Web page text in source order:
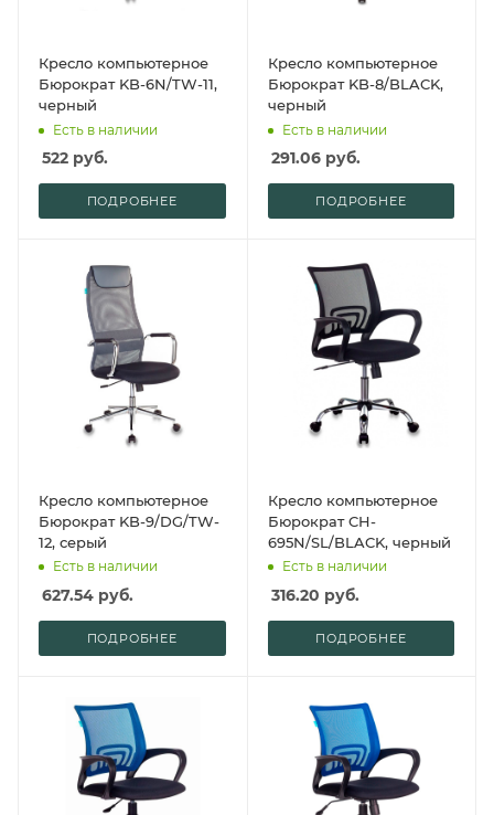
Кресло компьютерное
Бюрократ KB-6N/TW-11,
черный
Есть в наличии
522 руб.
ПОДРОБНЕЕ
Кресло компьютерное
Бюрократ KB-8/BLACK,
черный
Есть в наличии
291.06руб.
ПОДРОБНЕЕ
Кресло компьютерное
Бюрократ KB-9/DG/TW-
12, серый
Есть в наличии
627.54 руб.
ПОДРОБНЕЕ
Кресло компьютерное
Бюрократ CH-
695N/SL/BLACK, черный
Есть в наличии
316.20 руб.
ПОДРОБНЕЕ